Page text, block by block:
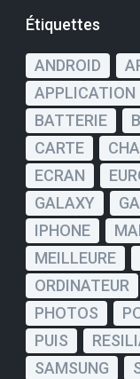
Étiquettes
ANDROID
APPLICATION
BATTERIE
CARTE
ECRAN
GALAXY
IPHONE
MEILLEURE
ORDINATEUR
PHOTOS
PUIS
SAMSUNG